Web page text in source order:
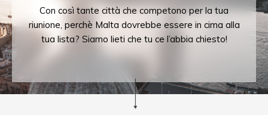
Con così tante città che competono per la tua
riunione, perchè Malta dovrebbe essere in cima alla
tua lista? Siamo lieti che tu ce l’abbia chiesto!